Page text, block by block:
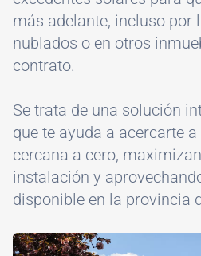
más adelante, incluso por
nublados o en otros
contrato.
Se trata de una solución
que te ayuda a acercarte
cercana a cero,
instalación y
disponible en la provincia
Image